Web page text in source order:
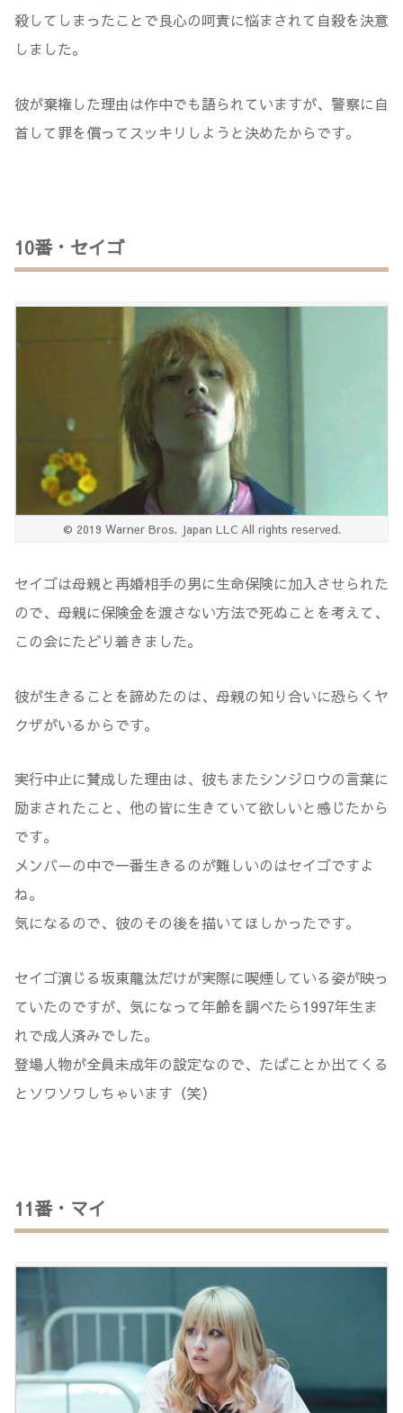
殺してしまったことで良心の呵責に悩まされて自殺を決意
しました。
彼が棄権した理由は作中でも語られていますが、警察に自
首して罪を償ってスッキリしようと決めたからです。
10番・セイゴ
© 2019 Warner Bros. Japan LLC All rights reserved.
セイゴは母親と再婚相手の男に生命保険に加入させられた
ので、母親に保険金を渡さない方法で死ぬことを考えて、
この会にたどり着きました。
彼が生きることを諦めたのは、母親の知り合いに恐らくヤ
クザがいるからです。
実行中止に賛成した理由は、彼もまたシンジロウの言葉に
励まされたこと、他の皆に生きていて欲しいと感じたから
です。
メンバーの中で一番生きるのが難しいのはセイゴですよ
ね。
気になるので、彼のその後を描いてほしかったです。
セイゴ演じる坂東龍汰だけが実際に喫煙している姿が映っ
ていたのですが、気になって年齢を調べたら1997年生ま
れで成人済みでした。
登場人物が全員未成年の設定なので、たばことか出てくる
とソワソワしちゃいます（笑）
11番・マイ